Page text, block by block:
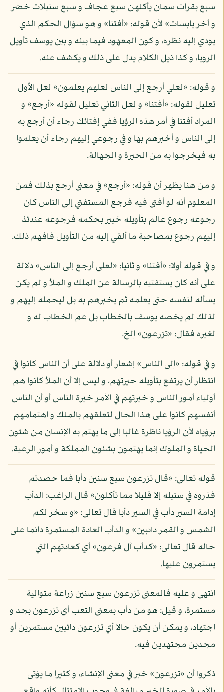
سبع بقرات سمان يأكلهن سبع عجاف و سبع سنبلات خضر
و أخر يابسات» لأن قوله: «أفتنا» و هو سؤال الحكم الذي
يؤدي إليه نظره، و كون المعهود فيما بينه و بين يوسف تأويل
الرؤيا، و كذا ذيل الكلام يدل على ذلك و يكشف عنه.
و قوله: «لعلي أرجع إلى الناس لعلهم يعلمون» لعل الأول
تعليل لقوله: «أفتنا» و لعل الثاني تعليل لقوله «أرجع» و
المراد أفتنا في أمر هذه الرؤيا ففي إفتائك رجاء أن أرجع به
إلى الناس و أخبرهم بها و في رجوعي إليهم رجاء أن يعلموا
به فيخرجوا به من الحيرة و الجهالة.
و من هنا يظهر أن قوله: «أرجع» في معنى أرجع بذلك فمن
المعلوم أنه لو أفتى فيه فرجع المستفتي إلى الناس كان
رجوعه رجوع عالم بتأويله خبير بحكمه فرجوعه عندئذ
إليهم رجوع بمصاحبة ما ألقي إليه من التأويل فافهم ذلك.
و في قوله أولا: «أفتنا» و ثانيا: «لعلي أرجع إلى الناس» دلالة
على أنه كان يستفتيه بالرسالة عن الملك و الملأ و لم يكن
يسأله لنفسه حتى يعلمه ثم يخبرهم به بل ليحمله إليهم و
لذلك لم يخصه يوسف بالخطاب بل عم الخطاب له و
لغيره فقال: «تزرعون» إلخ.
و في قوله: «إلى الناس» إشعار أو دلالة على أن الناس كانوا في
انتظار أن يرتفع بتأويله حيرتهم، و ليس إلا أن الملأ كانوا هم
أولياء أمور الناس و خيرتهم في الأمر خيرة الناس أو أن الناس
أنفسهم كانوا على هذا الحال لتعلقهم بالملك و اهتمامهم
برؤياه لأن الرؤيا ناظرة غالبا إلى ما يهتم به الإنسان من شئون
الحياة و الملوك إنما يهتمون بشئون المملكة و أمور الرعية.
قوله تعالى: «قال تزرعون سبع سنين دأبا فما حصدتم
فذروه في سنبله إلا قليلا مما تأكلون» قال الراغب: الدأب
إدامة السير دأب في السير دأبا قال تعالى: «و سخر لكم
الشمس و القمر دائبين» و الدأب العادة المستمرة دائما على
حاله قال تعالى: «كدأب آل فرعون» أي كعادتهم التي
يستمرون عليها.
انتهى و عليه فالمعنى تزرعون سبع سنين زراعة متوالية
مستمرة، و قيل: هو من دأب بمعنى التعب أي تزرعون بجد و
اجتهاد، و يمكن أن يكون حالا أي تزرعون دائبين مستمرين أو
مجدين مجتهدين فيه.
ذكروا أن «تزرعون» خبر في معنى الإنشاء، و كثيرا ما يؤتى